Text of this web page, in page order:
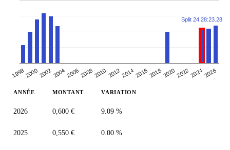
1998200020022004200620082010 20122014201620182020202220242026
Split 24.28:23.28
ANNÉE MONTANT VARIATION
2026 0,600 € 9.09 %
2025 0,550 € 0.00 %